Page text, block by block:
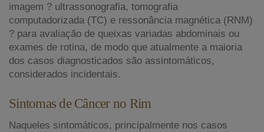
imagem ? ultrassonografia, tomografia
computadorizada (TC) e ressonância magnética (RNM)
? para avaliação de queixas variadas abdominais ou
exames de rotina, de modo que atualmente a maioria
dos casos diagnosticados são assintomáticos,
considerados incidentais.
Sintomas de Câncer no Rim
Naqueles sintomáticos, principalmente nos casos